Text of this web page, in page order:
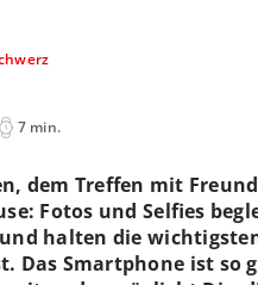
7 min.
dem Treffen mit
Fotos und Selfies
halten die
Das Smartphone ist so